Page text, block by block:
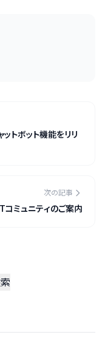
トボット機能をリリ
次の記事
ミュニティのご案内